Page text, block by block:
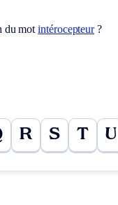
du motintérocepteur?
R S T U